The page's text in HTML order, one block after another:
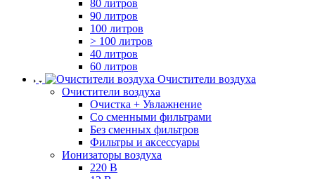
80 литров
90 литров
100 литров
> 100 литров
40 литров
60 литров
Очистители воздуха
Очистители воздуха
Очистка + Увлажнение
Cо сменными фильтрами
Без сменных фильтров
Фильтры и аксессуары
Ионизаторы воздуха
220 В